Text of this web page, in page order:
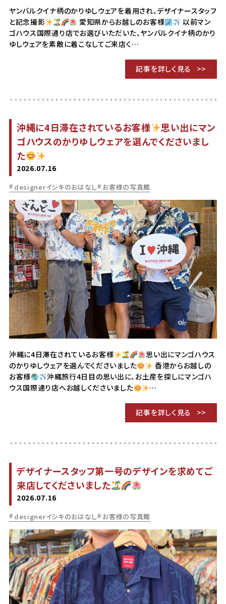
ヤンバルクイナ柄のかりゆしウェアを着用され、デザイナースタッフ
と記念撮影
愛知県からお越しのお客様
以前マン
ゴハウス国際通り店でお選びいただいた、ヤンバルクイナ柄のかり
ゆしウェアを素敵に着こなしてご来店く…
記事を詳しく見る
沖縄に4日滞在されているお客様
思い出にマン
ゴハウスのかりゆしウェアを選んでくださいまし
た
2026.07.16
designerイシキのおはなし お客様の写真館
沖縄に4日滞在されているお客様
思い出にマンゴハウス
のかりゆしウェアを選んでくださいました
香港からお越しの
お客様
沖縄旅行4日目の思い出に、お土産を探しにマンゴハ
ウス国際通り店へお越しくださいました
…
記事を詳しく見る
デザイナースタッフ第一号のデザインを求めてご
来店してくださいました
2026.07.16
designerイシキのおはなし お客様の写真館